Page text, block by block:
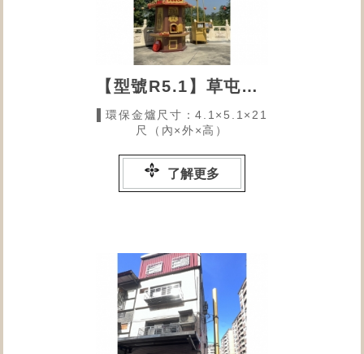
【型號R5.1】草屯慈惠堂
▌環保金爐尺寸：4.1×5.1×21
尺（內×外×高）
了解更多